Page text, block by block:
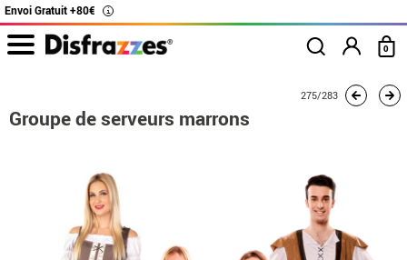
Envoi Gratuit +80€ i
0
Groupe de serveurs
275/283
Groupe de serveurs marrons